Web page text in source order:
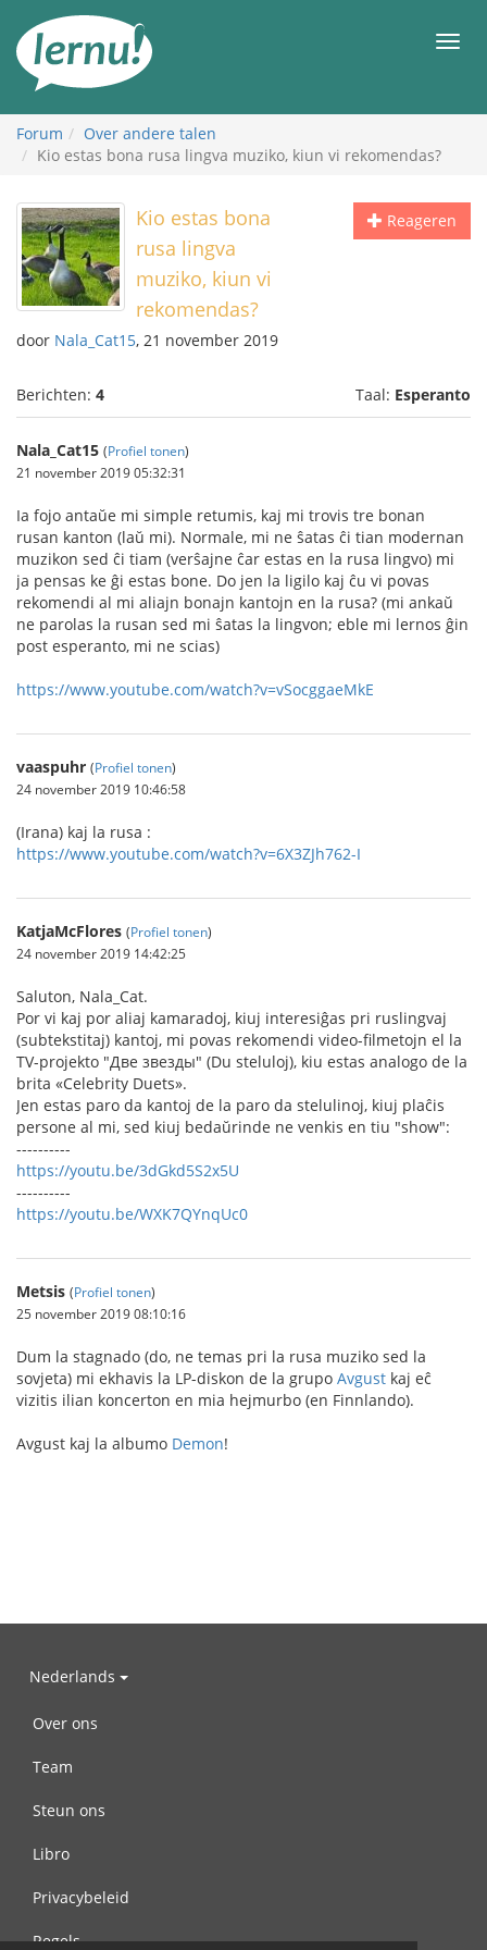
inhoud
Forum
Over andere talen
Kio estas bona rusa lingva muziko, kiun vi rekomendas?
Reageren
Kio estas bona
rusa lingva
muziko, kiun vi
rekomendas?
door Nala_Cat15, 21 november 2019
Berichten: 4 Taal: Esperanto
Nala_Cat15 (Profiel tonen)
21 november 2019 05:32:31
Ia fojo antaŭe mi simple retumis, kaj mi trovis tre bonan
rusan kanton (laŭ mi). Normale, mi ne ŝatas ĉi tian modernan
muzikon sed ĉi tiam (verŝajne ĉar estas en la rusa lingvo) mi
ja pensas ke ĝi estas bone. Do jen la ligilo kaj ĉu vi povas
rekomendi al mi aliajn bonajn kantojn en la rusa? (mi ankaŭ
ne parolas la rusan sed mi ŝatas la lingvon; eble mi lernos ĝin
post esperanto, mi ne scias)
https://www.youtube.com/watch?v=vSocggaeMkE
vaaspuhr (Profiel tonen)
24 november 2019 10:46:58
(Irana) kaj la rusa :
https://www.youtube.com/watch?v=6X3ZJh762-I
KatjaMcFlores (Profiel tonen)
24 november 2019 14:42:25
Saluton, Nala_Cat.
Por vi kaj por aliaj kamaradoj, kiuj interesiĝas pri ruslingvaj
(subtekstitaj) kantoj, mi povas rekomendi video-filmetojn el la
TV-projekto "Две звезды" (Du steluloj), kiu estas analogo de la
brita «Celebrity Duets».
Jen estas paro da kantoj de la paro da stelulinoj, kiuj plaĉis
persone al mi, sed kiuj bedaŭrinde ne venkis en tiu "show":
----------
https://youtu.be/3dGkd5S2x5U
----------
https://youtu.be/WXK7QYnqUc0
Metsis (Profiel tonen)
25 november 2019 08:10:16
Dum la stagnado (do, ne temas pri la rusa muziko sed la
sovjeta) mi ekhavis la LP-diskon de la grupo Avgust kaj eĉ
vizitis ilian koncerton en mia hejmurbo (en Finnlando).
Avgust kaj la albumo Demon!
Nederlands
Over ons
Team
Steun ons
Libro
Privacybeleid
Regels